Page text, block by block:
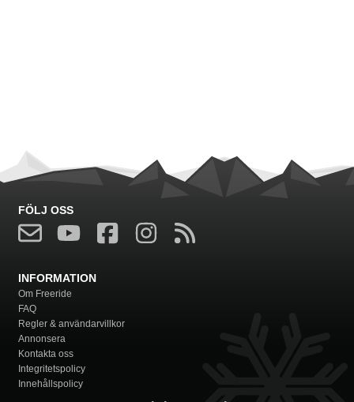
FÖLJ OSS
INFORMATION
Om Freeride
FAQ
Regler & användarvillkor
Annonsera
Kontakta oss
Integritetspolicy
Innehållspolicy